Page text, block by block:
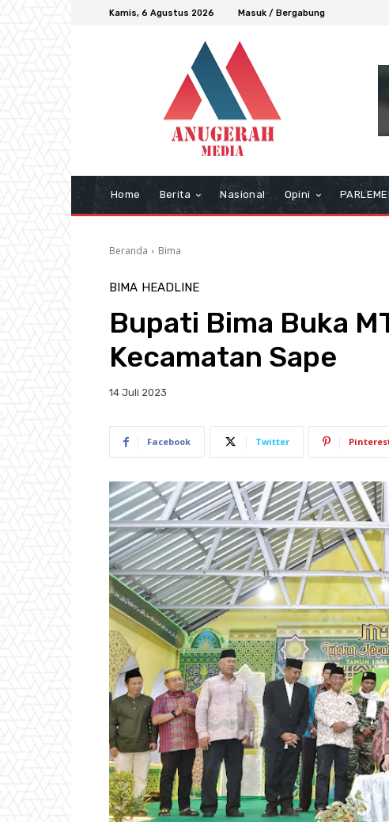
Kamis, 6 Agustus 2026 Masuk / Bergabung
Home Berita Nasional Opini
Beranda Bima
BIMA HEADLINE
Bupati Bima Buka
Kecamatan Sape
14 Juli 2023
Facebook Twitter